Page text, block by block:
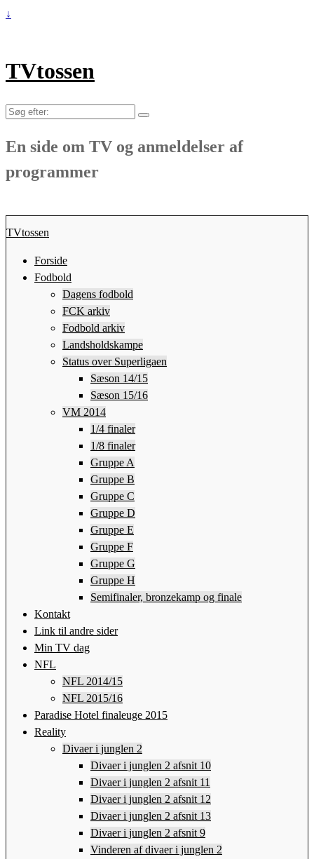
↓
TVtossen
Søg
En side om TV og anmeldelser af
programmer
TVtossen
Forside
Fodbold
Dagens fodbold
FCK arkiv
Fodbold arkiv
Landsholdskampe
Status over Superligaen
Sæson 14/15
Sæson 15/16
VM 2014
1/4 finaler
1/8 finaler
Gruppe A
Gruppe B
Gruppe C
Gruppe D
Gruppe E
Gruppe F
Gruppe G
Gruppe H
Semifinaler, bronzekamp og finale
Kontakt
Link til andre sider
Min TV dag
NFL
NFL 2014/15
NFL 2015/16
Paradise Hotel finaleuge 2015
Reality
Divaer i junglen 2
Divaer i junglen 2 afsnit 10
Divaer i junglen 2 afsnit 11
Divaer i junglen 2 afsnit 12
Divaer i junglen 2 afsnit 13
Divaer i junglen 2 afsnit 9
Vinderen af divaer i junglen 2